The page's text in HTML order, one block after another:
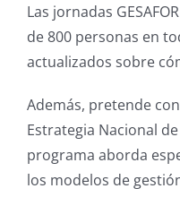
Las jornadas
de 800 personas en
actualizados sobre
Además, pretende
Estrategia Nacional
programa aborda
los modelos de